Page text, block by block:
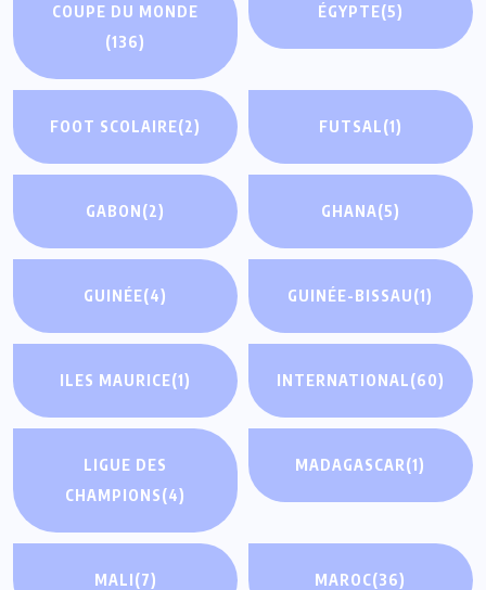
COUPE DU MONDE
(136)
ÉGYPTE(5)
FOOT SCOLAIRE(2) FUTSAL(1)
GABON(2) GHANA(5)
GUINÉE(4) GUINÉE-BISSAU(1)
ILES MAURICE(1) INTERNATIONAL(60)
LIGUE DES
CHAMPIONS(4)
MADAGASCAR(1)
MALI(7) MAROC(36)